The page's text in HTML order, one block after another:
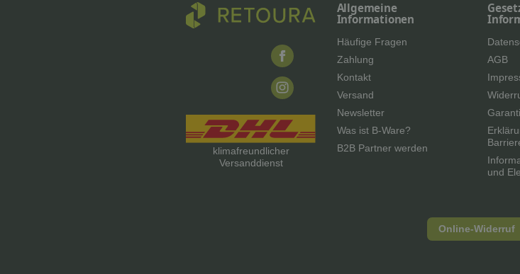
klimafreundlicher
Versanddienst
Allgemeine
Informationen
Häufige Fragen
Zahlung
Kontakt
Versand
Newsletter
Was ist B-Ware?
B2B Partner werden
AGB
und
Online-Widerruf